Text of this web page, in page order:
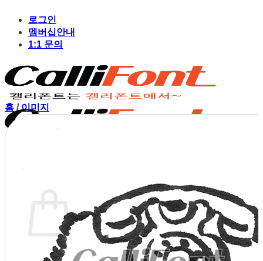
content
로그인
멤버십안내
1:1 문의
장바구니에 상품이 없습니다.
홈 / 이미지